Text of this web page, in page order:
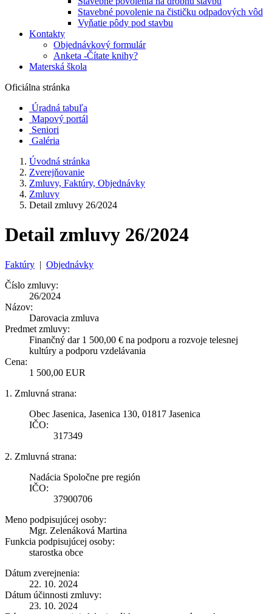
Stavebné povolenie na čističku odpadových vôd
Vyňatie pôdy pod stavbu
Kontakty
Objednávkový formulár
Anketa -Čítate knihy?
Materská škola
Oficiálna stránka
Úradná tabuľa
Mapový portál
Seniori
Galéria
Úvodná stránka
Zverejňovanie
Zmluvy, Faktúry, Objednávky
Zmluvy
Detail zmluvy 26/2024
Detail zmluvy 26/2024
Faktúry | Objednávky
Číslo zmluvy:
26/2024
Názov:
Darovacia zmluva
Predmet zmluvy:
Finančný dar 1 500,00 € na podporu a rozvoje telesnej
kultúry a podporu vzdelávania
Cena:
1 500,00 EUR
1. Zmluvná strana:
Obec Jasenica, Jasenica 130, 01817 Jasenica
IČO:
317349
2. Zmluvná strana:
Nadácia Spoločne pre región
IČO:
37900706
Meno podpisujúcej osoby:
Mgr. Zelenáková Martina
Funkcia podpisujúcej osoby:
starostka obce
Dátum zverejnenia:
22. 10. 2024
Dátum účinnosti zmluvy:
23. 10. 2024